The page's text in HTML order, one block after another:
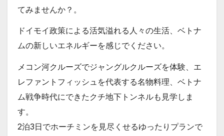
てみませんか？。
ドイモイ政策による活気溢れる人々の生活、ベトナ
ムの新しいエネルギーを感じでください。
メコン河クルーズでジャングルクルーズを体験、エ
レファントフィッシュを代表する名物料理、ベトナ
ム戦争時代にできたクチ地下トンネルも見学しま
す。
2泊3日でホーチミンを見尽くせるゆったりプランで